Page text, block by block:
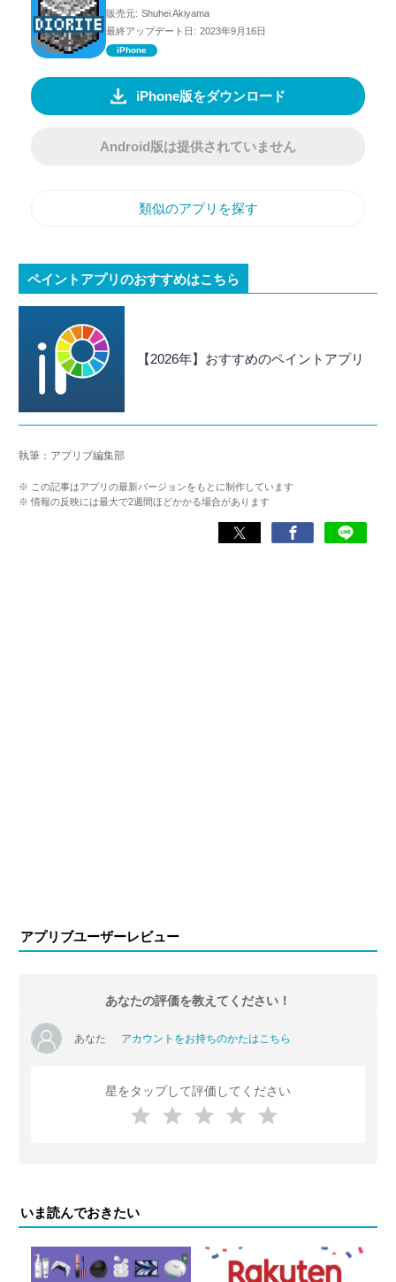
販売元: Shuhei Akiyama
最終アップデート日: 2023年9月16日
iPhone
iPhone版をダウンロード
Android版は提供されていません
類似のアプリを探す
ペイントアプリのおすすめはこちら
【2026年】おすすめのペイントアプリ
執筆：アプリブ編集部
※ この記事はアプリの最新バージョンをもとに制作しています
※ 情報の反映には最大で2週間ほどかかる場合があります
アプリブユーザーレビュー
あなたの評価を教えてください！
あなた アカウントをお持ちのかたはこちら
星をタップして評価してください
いま読んでおきたい